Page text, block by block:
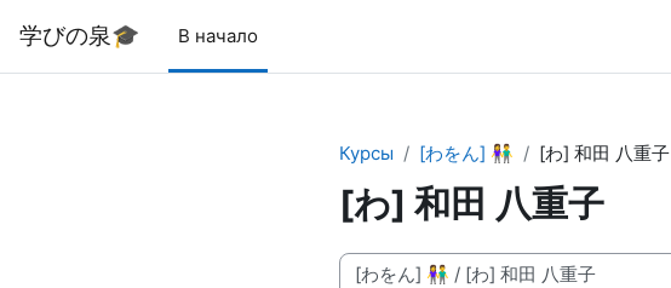
学びの泉🎓 В начало
Курсы [わをん] 👫 [わ] 和田 八重子
[わ] 和田 八重子
Категории курсов